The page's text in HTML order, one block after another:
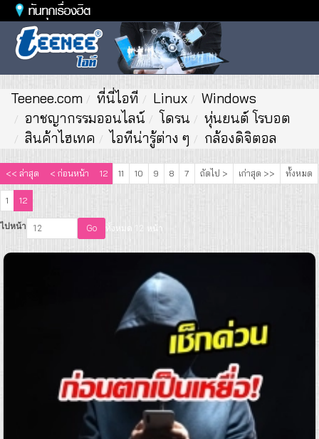
Teenee.com ที่นี่ไอที Linux
Windows
อาชญากรรมออนไลน์
โดรน
หุ่นยนต์ โรบอต
สินค้าไฮเทค
ไอทีน่ารู้ต่าง ๆ กล้องดิจิตอล
<< ล่าสุด < ก่อนหน้า 12 11 10 9 8 7 ถัดไป > เก่าสุด >> ทั้งหมด
1 12
ไปหน้า Go ทั้งหมด 12 หน้า